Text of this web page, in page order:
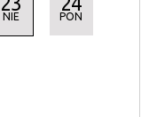
NIE PON